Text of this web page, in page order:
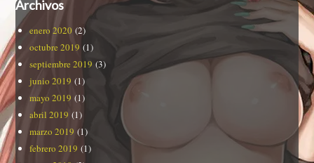
Archivos
enero 2020 (2)
octubre 2019 (1)
septiembre 2019 (3)
junio 2019 (1)
mayo 2019 (1)
abril 2019 (1)
marzo 2019 (1)
febrero 2019 (1)